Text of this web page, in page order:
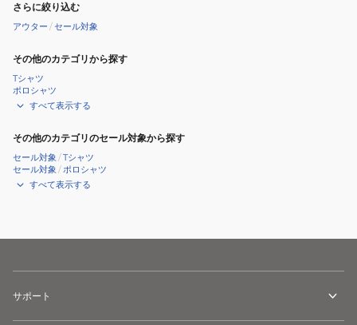
さらに絞り込む
アウター /セール対象
その他のカテゴリから探す
Tシャツ
ポロシャツ
すべて表示する
その他のカテゴリのセール対象から探す
セール対象 /Tシャツ
セール対象 /ポロシャツ
すべて表示する
サポート